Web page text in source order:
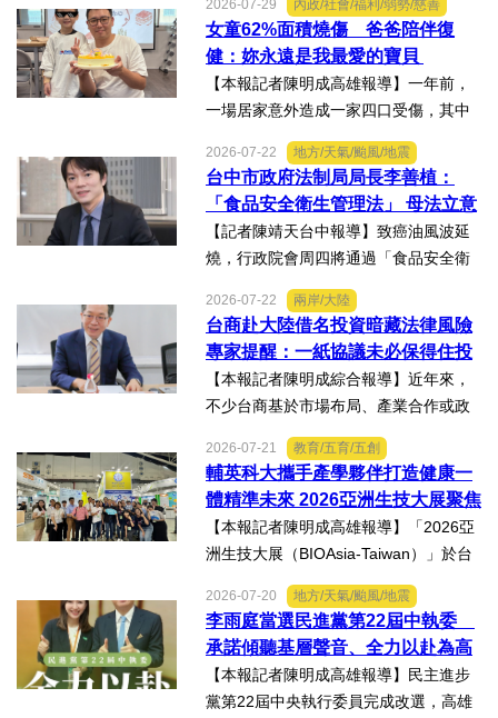
賽」及「2026WBAGlobalTripleChallen
ge全球美學現場賽」，展現紮實專業實
力，師生聯手勇奪四金、...
2026-07-29 內政/社會/福利/弱勢/慈善
女童62%面積燒傷 爸爸陪伴復
健：妳永遠是我最愛的寶貝
【本報記者陳明成高雄報導】一年前，
一場居家意外造成一家四口受傷，其中
當時年僅四歲的女兒芸芸全身62%面積
燒傷，在加護病房搶救超過兩個月，並
歷經在陽光基金會近一年的漫長復復健
及陪伴下，芸芸將於八月重返...
2026-07-22 地方/天氣/颱風/地震
台中市政府法制局局長李善植：
「食品安全衛生管理法」 母法立意
良善但子法標準過於寬鬆、處罰欠
缺嚇阻力、第一線缺乏足夠的人力
【記者陳靖天台中報導】致癌油風波延
燒，行政院會周四將通過「食品安全衛
生管理法」修法。行政院長卓榮泰20日
說明十大修法重點，其中增訂地方主管
機關風險導向查核機制、強化業者異常
通報責任及加重通報不實處...
2026-07-22 兩岸/大陸
台商赴大陸借名投資暗藏法律風險
專家提醒：一紙協議未必保得住投
資權益
【本報記者陳明成綜合報導】近年來，
不少台商基於市場布局、產業合作或政
策因素，選擇透過隱名投資方式中國大
陸。然而，看似便利的投資模式，卻可
能隱藏股權歸屬、投資收益、經營控制
權及法律責任等風險，一旦...
2026-07-21 教育/五育/五創
輔英科大攜手產學夥伴打造健康一
體精準未來 2026亞洲生技大展聚焦
精準健康創新實力
【本報記者陳明成高雄報導】「2026亞
洲生技大展（BIOAsia-Taiwan）」於台
北南港展覽館盛大登場，輔英科技大學
研發長葉耀宗率團隊以「健康一體．精
準未來」為主題參展，展現產學合作夥
伴展示精準健康、生物科...
2026-07-20 地方/天氣/颱風/地震
李雨庭當選民進黨第22屆中執委
承諾傾聽基層聲音、全力以赴為高
雄與台灣努力
【本報記者陳明成高雄報導】民主進步
黨第22屆中央執行委員完成改選，高雄